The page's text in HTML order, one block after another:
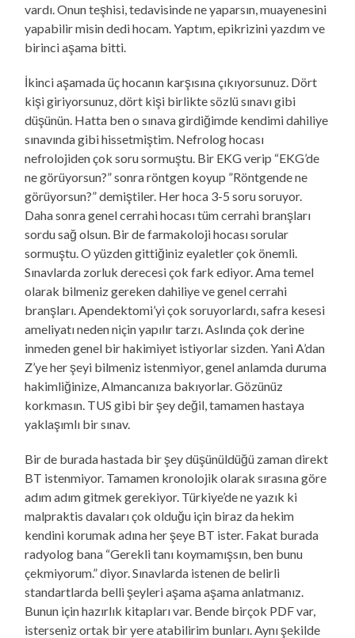
vardı. Onun teşhisi, tedavisinde ne yaparsın, muayenesini
yapabilir misin dedi hocam. Yaptım, epikrizini yazdım ve
birinci aşama bitti.
İkinci aşamada üç hocanın karşısına çıkıyorsunuz. Dört
kişi giriyorsunuz, dört kişi birlikte sözlü sınavı gibi
düşünün. Hatta ben o sınava girdiğimde kendimi dahiliye
sınavında gibi hissetmiştim. Nefrolog hocası
nefrolojiden çok soru sormuştu. Bir EKG verip “EKG’de
ne görüyorsun?” sonra röntgen koyup ”Röntgende ne
görüyorsun?” demiştiler. Her hoca 3-5 soru soruyor.
Daha sonra genel cerrahi hocası tüm cerrahi branşları
sordu sağ olsun. Bir de farmakoloji hocası sorular
sormuştu. O yüzden gittiğiniz eyaletler çok önemli.
Sınavlarda zorluk derecesi çok fark ediyor. Ama temel
olarak bilmeniz gereken dahiliye ve genel cerrahi
branşları. Apendektomi’yi çok soruyorlardı, safra kesesi
ameliyatı neden niçin yapılır tarzı. Aslında çok derine
inmeden genel bir hakimiyet istiyorlar sizden. Yani A’dan
Z’ye her şeyi bilmeniz istenmiyor, genel anlamda duruma
hakimliğinize, Almancanıza bakıyorlar. Gözünüz
korkmasın. TUS gibi bir şey değil, tamamen hastaya
yaklaşımlı bir sınav.
Bir de burada hastada bir şey düşünüldüğü zaman direkt
BT istenmiyor. Tamamen kronolojik olarak sırasına göre
adım adım gitmek gerekiyor. Türkiye’de ne yazık ki
malpraktis davaları çok olduğu için biraz da hekim
kendini korumak adına her şeye BT ister. Fakat burada
radyolog bana “Gerekli tanı koymamışsın, ben bunu
çekmiyorum.” diyor. Sınavlarda istenen de belirli
standartlarda belli şeyleri aşama aşama anlatmanız.
Bunun için hazırlık kitapları var. Bende birçok PDF var,
isterseniz ortak bir yere atabilirim bunları. Aynı şekilde